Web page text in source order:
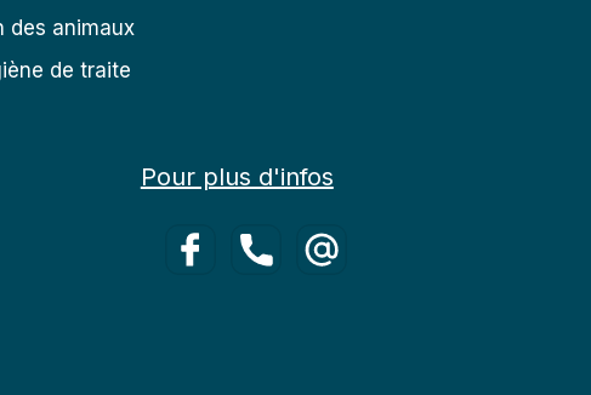
des animaux
de traite
Pour plus d'infos